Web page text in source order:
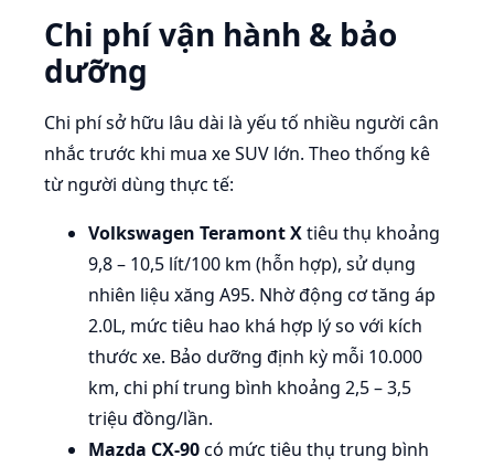
Chi phí vận hành & bảo
dưỡng
Chi phí sở hữu lâu dài là yếu tố nhiều người cân
nhắc trước khi mua xe SUV lớn. Theo thống kê
từ người dùng thực tế:
Volkswagen Teramont Xtiêu thụ khoảng
9,8 – 10,5 lít/100 km (hỗn hợp), sử dụng
nhiên liệu xăng A95. Nhờ động cơ tăng áp
2.0L, mức tiêu hao khá hợp lý so với kích
thước xe. Bảo dưỡng định kỳ mỗi 10.000
km, chi phí trung bình khoảng 2,5 – 3,5
triệu đồng/lần.
Mazda CX-90có mức tiêu thụ trung bình